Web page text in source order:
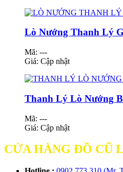
Lò Nướng Thanh Lý
Mã: ---
Giá: Cập nhật
Thanh Lý Lò Nướng
Mã: ---
Giá: Cập nhật
CỬA HÀNG ĐỒ CŨ